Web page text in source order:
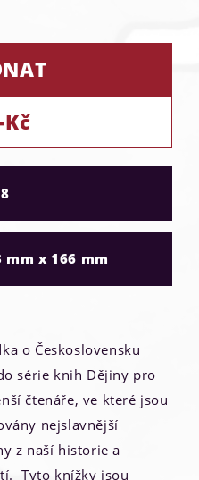
mm x 166 mm
o Československu
série knih Dějiny pro
čtenáře, ve které jsou
nejslavnější
z naší historie a
Tyto knížky jsou